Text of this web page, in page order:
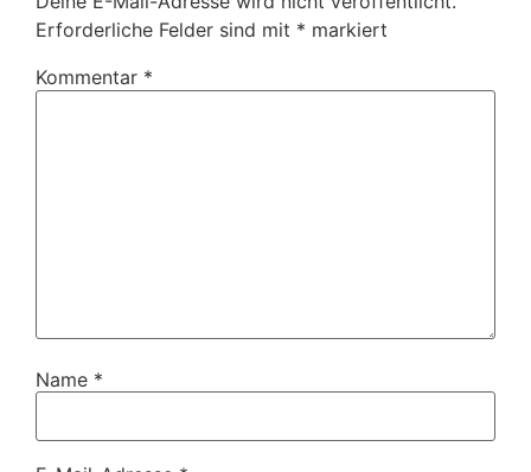
Erforderliche Felder sind mit * markiert
Kommentar *
Name *